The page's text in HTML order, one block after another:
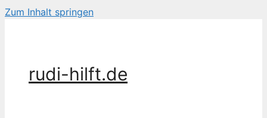
Zum Inhalt springen
rudi-hilft.de